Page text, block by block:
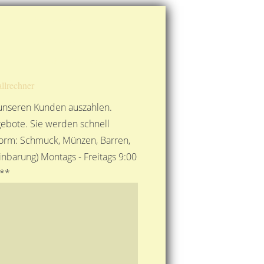
Kunden auszahlen.
Sie werden schnell
Schmuck, Münzen, Barren,
Montags - Freitags 9:00